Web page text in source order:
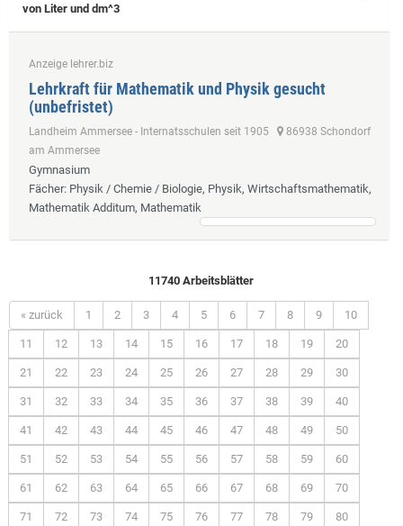
von Liter und dm^3
Anzeige lehrer.biz
Lehrkraft für Mathematik und Physik gesucht
(unbefristet)
Landheim Ammersee - Internatsschulen seit 1905
86938 Schondorf
am Ammersee
Gymnasium
Fächer: Physik / Chemie / Biologie, Physik, Wirtschaftsmathematik,
Mathematik Additum, Mathematik
11740 Arbeitsblätter
« zurück 1 2 3 4 5 6 7 8 9 10
11 12 13 14 15 16 17 18 19 20
21 22 23 24 25 26 27 28 29 30
31 32 33 34 35 36 37 38 39 40
41 42 43 44 45 46 47 48 49 50
51 52 53 54 55 56 57 58 59 60
61 62 63 64 65 66 67 68 69 70
71 72 73 74 75 76 77 78 79 80